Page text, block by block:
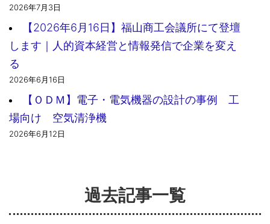
2026年7月3日
【2026年6月16日】福山商工会議所にて登壇
します｜人的資本経営と情報発信で企業を変え
る
2026年6月16日
【ＯＤＭ】電子・電気機器の設計の事例 工
場向け 空気清浄機
2026年6月12日
過去記事一覧